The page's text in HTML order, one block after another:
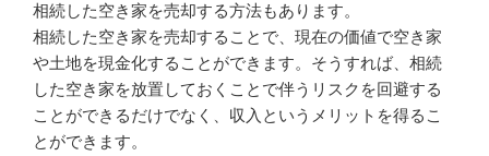
相続した空き家を売却する方法もあります。
相続した空き家を売却することで、現在の価値で空き家
や土地を現金化することができます。そうすれば、相続
した空き家を放置しておくことで伴うリスクを回避する
ことができるだけでなく、収入というメリットを得るこ
とができます。